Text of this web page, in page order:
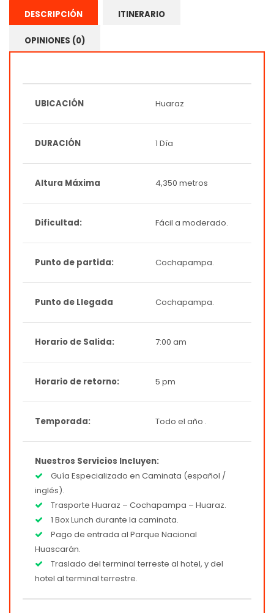
DESCRIPCIÓN ITINERARIO
OPINIONES (0)
UBICACIÓN Huaraz
DURACIÓN 1 Día
Altura Máxima 4,350 metros
Dificultad: Fácil a moderado.
Punto de partida: Cochapampa.
Punto de Llegada Cochapampa.
Horario de Salida: 7:00 am
Horario de retorno: 5 pm
Temporada: Todo el año .
Nuestros Servicios Incluyen:
Guía Especializado en Caminata (español /
inglés).
Trasporte Huaraz – Cochapampa – Huaraz.
1 Box Lunch durante la caminata.
Pago de entrada al Parque Nacional
Huascarán.
Traslado del terminal terreste al hotel, y del
hotel al terminal terrestre.